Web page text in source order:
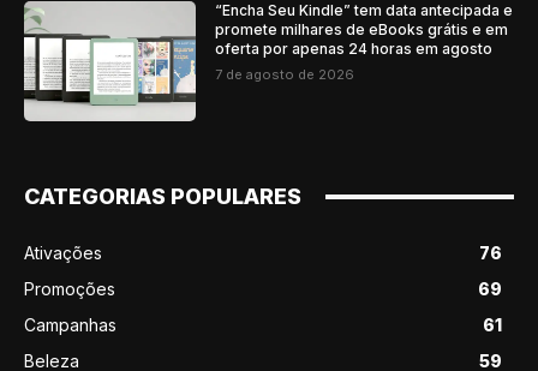
“Encha Seu Kindle” tem data antecipada e
promete milhares de eBooks grátis e em
oferta por apenas 24 horas em agosto
7 de agosto de 2026
CATEGORIAS POPULARES
Ativações
76
Promoções
69
Campanhas
61
Beleza
59